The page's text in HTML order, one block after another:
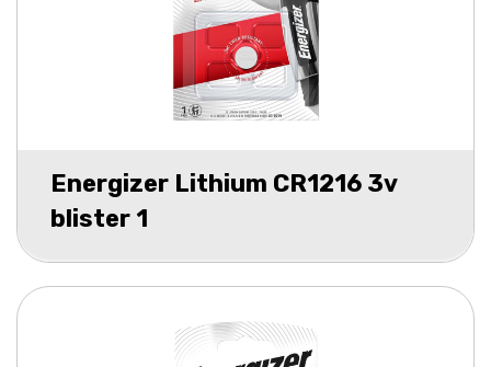
Energizer Lithium CR1216 3v
blister 1